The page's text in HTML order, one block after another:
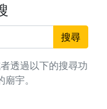
搜尋
透過以下的搜尋功
宇。